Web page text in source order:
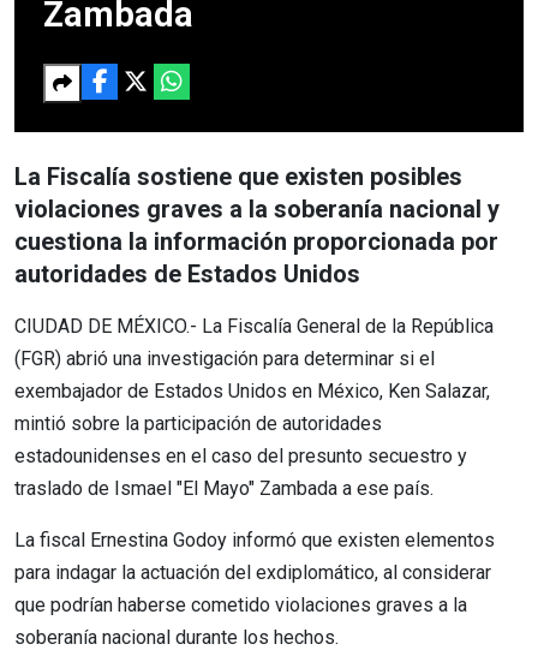
Zambada
La Fiscalía sostiene que existen posibles
violaciones graves a la soberanía nacional y
cuestiona la información proporcionada por
autoridades de Estados Unidos
CIUDAD DE MÉXICO.- La Fiscalía General de la República
(FGR) abrió una investigación para determinar si el
exembajador de Estados Unidos en México, Ken Salazar,
mintió sobre la participación de autoridades
estadounidenses en el caso del presunto secuestro y
traslado de Ismael "El Mayo" Zambada a ese país.
La fiscal Ernestina Godoy informó que existen elementos
para indagar la actuación del exdiplomático, al considerar
que podrían haberse cometido violaciones graves a la
soberanía nacional durante los hechos.